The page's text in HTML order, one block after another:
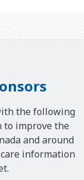
the following
to improve the
and around
information